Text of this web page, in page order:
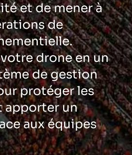
et de mener à
de
drone en un
de gestion
protéger les
apporter un
aux équipes